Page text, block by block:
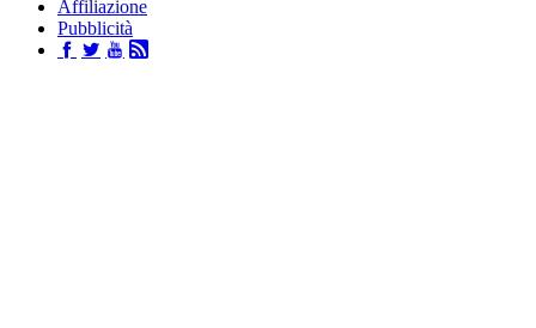
Affiliazione
Pubblicità